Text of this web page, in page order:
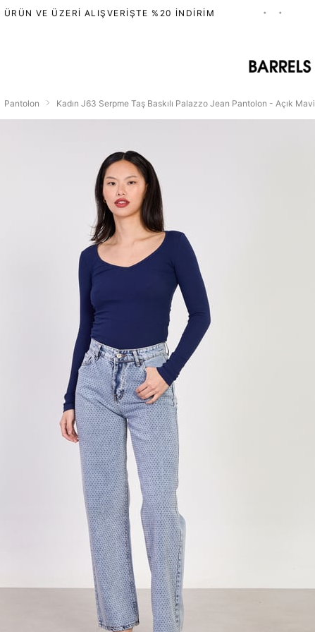
VE ÜZERI ALIŞVERIŞTE %20 İNDIRIM •
Pantolon Kadın J63 Serpme Taş Baskılı Palazzo Jean Pantolon - Açık Mavi